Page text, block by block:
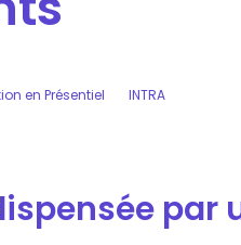
en Présentiel INTRA
par